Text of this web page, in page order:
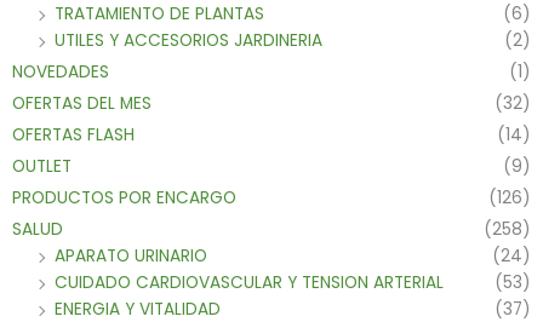
TRATAMIENTO DE PLANTAS
(6)
UTILES Y ACCESORIOS JARDINERIA
(2)
NOVEDADES
(1)
OFERTAS DEL MES
(32)
OFERTAS FLASH
(14)
OUTLET
(9)
PRODUCTOS POR ENCARGO
(126)
SALUD
(258)
APARATO URINARIO
(24)
CUIDADO CARDIOVASCULAR Y TENSION ARTERIAL
(53)
ENERGIA Y VITALIDAD
(37)